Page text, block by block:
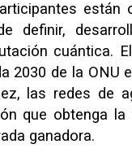
están
definir,
cuántica.
2030 de la ONU
las redes de
que obtenga
ganadora.